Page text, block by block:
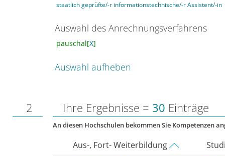
staatlich geprüfte/-r informationstechnische/-r Assistent/-in
Auswahl des Anrechnungsverfahrens
pauschal[X]
Auswahl aufheben
2 Ihre Ergebnisse = 30 Einträge
An diesen Hochschulen bekommen Sie Kompetenzen
Aus-, Fort- Weiterbildung